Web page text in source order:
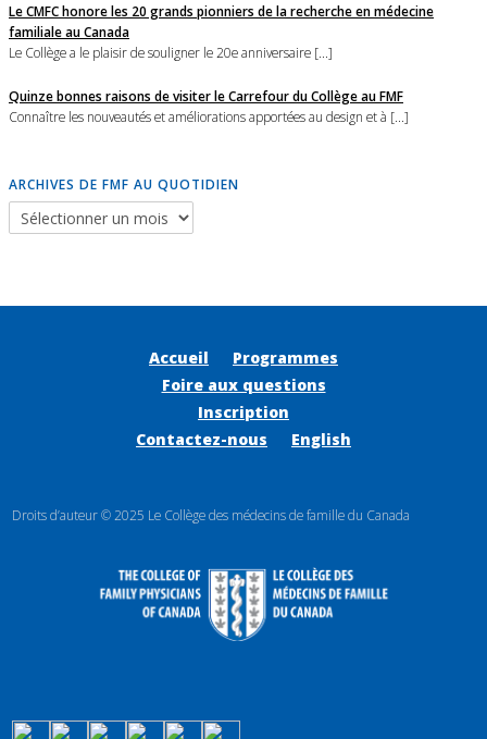
Le CMFC honore les 20 grands pionniers de la recherche en médecine
familiale au Canada
Le Collège a le plaisir de souligner le 20e anniversaire [...]
Quinze bonnes raisons de visiter le Carrefour du Collège au FMF
Connaître les nouveautés et améliorations apportées au design et à [...]
ARCHIVES DE FMF AU QUOTIDIEN
Accueil
Programmes
Foire aux questions
Inscription
Contactez-nous
English
Droits d’auteur © 2025 Le Collège des médecins de famille du Canada